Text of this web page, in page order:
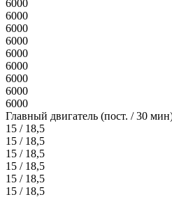
6000
6000
6000
6000
6000
6000
6000
6000
6000
Главный двигатель (пост. / 30
15 / 18,5
15 / 18,5
15 / 18,5
15 / 18,5
15 / 18,5
15 / 18,5